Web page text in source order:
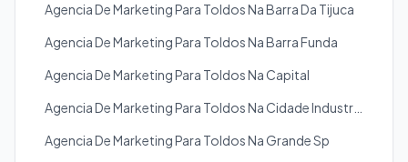
Agencia De Marketing Para Toldos Na Barra Da Tijuca
Agencia De Marketing Para Toldos Na Barra Funda
Agencia De Marketing Para Toldos Na Capital
Agencia De Marketing Para Toldos Na Grande Sp